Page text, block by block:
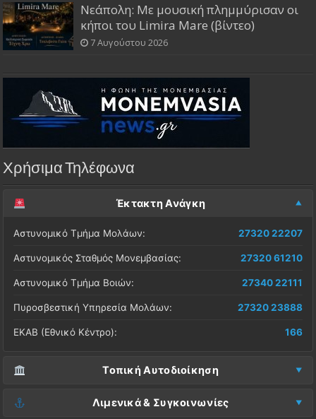
Νεάπολη: Με μουσική πλημμύρισαν οι
κήποι του Limira Mare (βίντεο)
7 Αυγούστου 2026
Χρήσιμα Τηλέφωνα
Έκτακτη Ανάγκη
Αστυνομικό Τμήμα Μολάων: 27320 22207
Αστυνομικός Σταθμός Μονεμβασίας: 27320 61210
Αστυνομικό Τμήμα Βοιών: 27340 22111
Πυροσβεστική Υπηρεσία Μολάων: 27320 23888
ΕΚΑΒ (Εθνικό Κέντρο): 166
Τοπική Αυτοδιοίκηση
Δήμος Μονεμβασίας (Έδρα):
Λιμενικά & Συγκοινωνίες